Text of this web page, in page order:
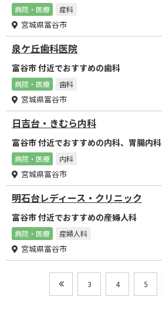
病院・医療 産科
宮城県富谷市
泉ケ丘歯科医院
富谷市 付近でおすすめの歯科
病院・医療 歯科
宮城県富谷市
日吉台・きむら内科
富谷市 付近でおすすめの内科、胃腸内科
病院・医療 内科
宮城県富谷市
明石台レディース・クリニック
富谷市 付近でおすすめの産婦人科
病院・医療 産婦人科
宮城県富谷市
3 4 5